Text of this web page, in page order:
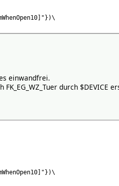
einwandfrei.
durch